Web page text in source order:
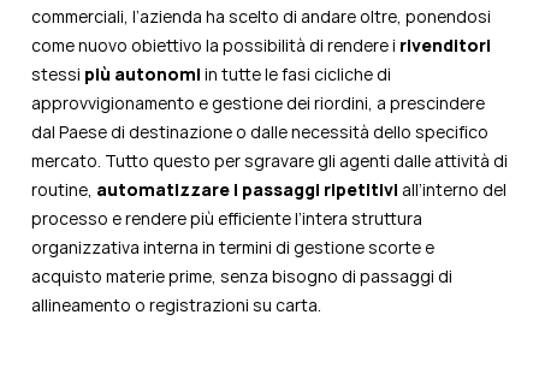
commerciali, l’azienda ha scelto di andare oltre, ponendosi
come nuovo obiettivo la possibilità di rendere i rivenditori
stessi più autonomi in tutte le fasi cicliche di
approvvigionamento e gestione dei riordini, a prescindere
dal Paese di destinazione o dalle necessità dello specifico
mercato. Tutto questo per sgravare gli agenti dalle attività di
routine, automatizzare i passaggi ripetitivi all’interno del
processo e rendere più efficiente l’intera struttura
organizzativa interna in termini di gestione scorte e
acquisto materie prime, senza bisogno di passaggi di
allineamento o registrazioni su carta.